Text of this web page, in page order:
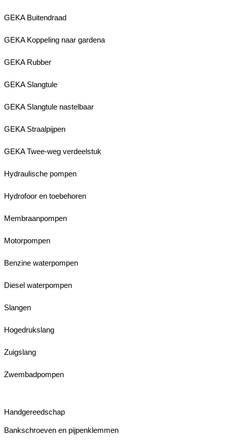
GEKA Buitendraad
GEKA Koppeling naar gardena
GEKA Rubber
GEKA Slangtule
GEKA Slangtule nastelbaar
GEKA Straalpijpen
GEKA Twee-weg verdeelstuk
Hydraulische pompen
Hydrofoor en toebehoren
Membraanpompen
Motorpompen
Benzine waterpompen
Diesel waterpompen
Slangen
Hogedrukslang
Zuigslang
Zwembadpompen
Handgereedschap
Bankschroeven en pijpenklemmen